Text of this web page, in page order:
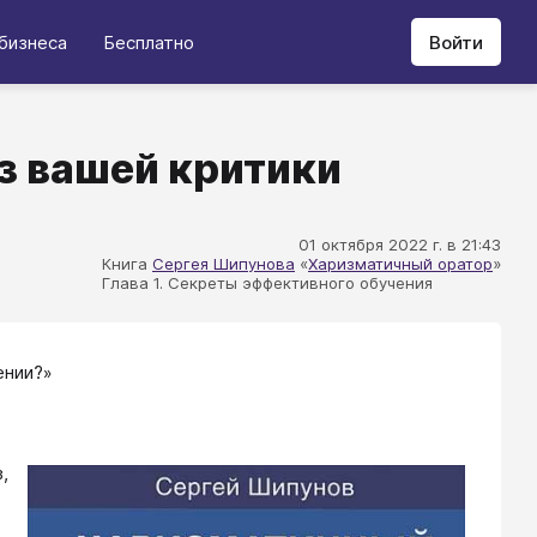
Бесплатно Войти
вашей критики
01 октября 2022 г. в 21:43
Книга Сергея Шипунова «Харизматичный оратор»
Глава 1. Секреты эффективного обучения